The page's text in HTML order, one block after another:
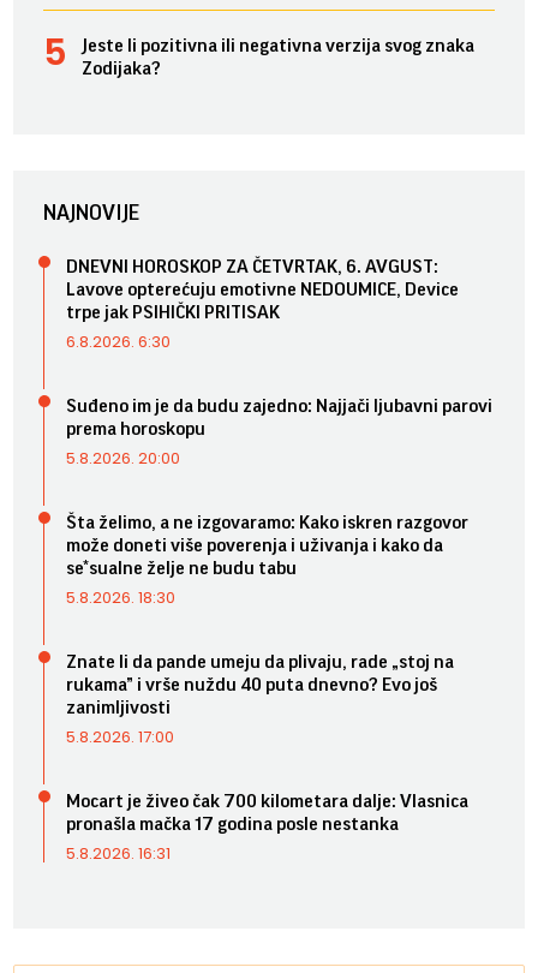
Jeste li pozitivna ili negativna verzija svog znaka
Zodijaka?
NAJNOVIJE
DNEVNI HOROSKOP ZA ČETVRTAK, 6. AVGUST:
Lavove opterećuju emotivne NEDOUMICE, Device
trpe jak PSIHIČKI PRITISAK
6.8.2026. 6:30
Suđeno im je da budu zajedno: Najjači ljubavni parovi
prema horoskopu
5.8.2026. 20:00
Šta želimo, a ne izgovaramo: Kako iskren razgovor
može doneti više poverenja i uživanja i kako da
se*sualne želje ne budu tabu
5.8.2026. 18:30
Znate li da pande umeju da plivaju, rade „stoj na
rukama” i vrše nuždu 40 puta dnevno? Evo još
zanimljivosti
5.8.2026. 17:00
Mocart je živeo čak 700 kilometara dalje: Vlasnica
pronašla mačka 17 godina posle nestanka
5.8.2026. 16:31